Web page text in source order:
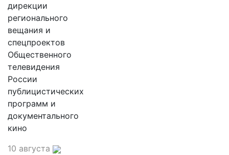
дирекции
регионального
вещания и
спецпроектов
Общественного
телевидения
России
публицистических
программ и
документального
кино
10 августа